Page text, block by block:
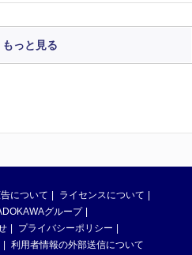
もっと見る
について
ライセンスについて
グループ
プライバシーポリシー
利用者情報の外部送信について